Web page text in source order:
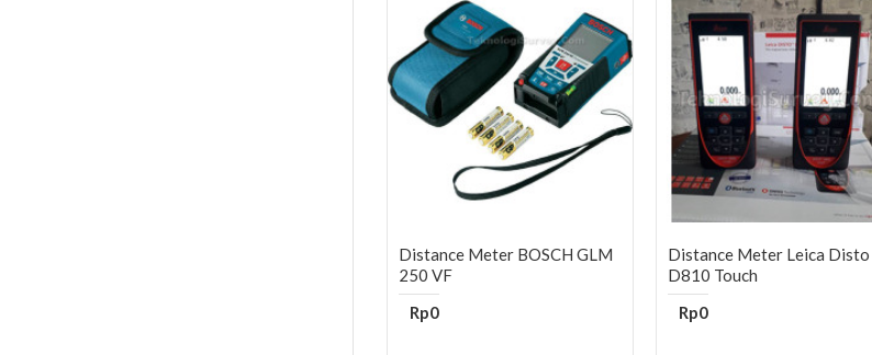
Distance Meter BOSCH GLM
250 VF
Rp0
Distance Meter Leica Disto
D810 Touch
Rp0